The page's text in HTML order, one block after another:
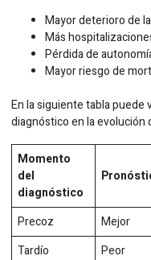
Mayor deterioro de
Más
Pérdida de
Mayor riesgo de
En la siguiente tabla
diagnóstico en la evolución
Momento
del
diagnóstico
Precoz
Mejor
Tardío
Peor